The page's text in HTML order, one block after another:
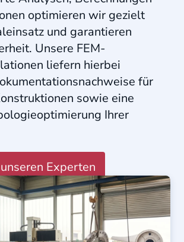
optimieren wir gezielt
und garantieren
. Unsere FEM-
liefern hierbei
für
sowie eine
Ihrer
Experten